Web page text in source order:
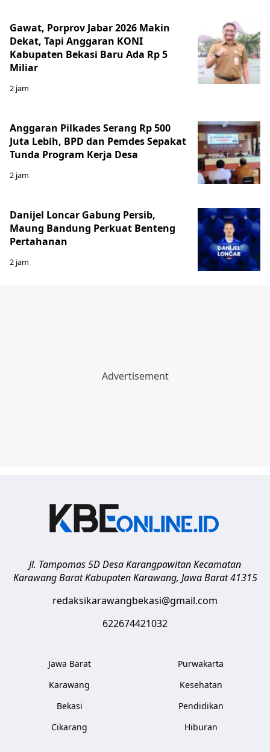
Gawat, Porprov Jabar 2026 Makin
Dekat, Tapi Anggaran KONI
Kabupaten Bekasi Baru Ada Rp 5
Miliar
2 jam
Anggaran Pilkades Serang Rp 500
Juta Lebih, BPD dan Pemdes Sepakat
Tunda Program Kerja Desa
2 jam
Danijel Loncar Gabung Persib,
Maung Bandung Perkuat Benteng
Pertahanan
2 jam
Jl. Tampomas 5D Desa Karangpawitan Kecamatan
Karawang Barat Kabupaten Karawang, Jawa Barat 41315
redaksikarawangbekasi@gmail.com
622674421032
Jawa Barat
Karawang
Bekasi
Cikarang
Purwakarta
Kesehatan
Pendidikan
Hiburan